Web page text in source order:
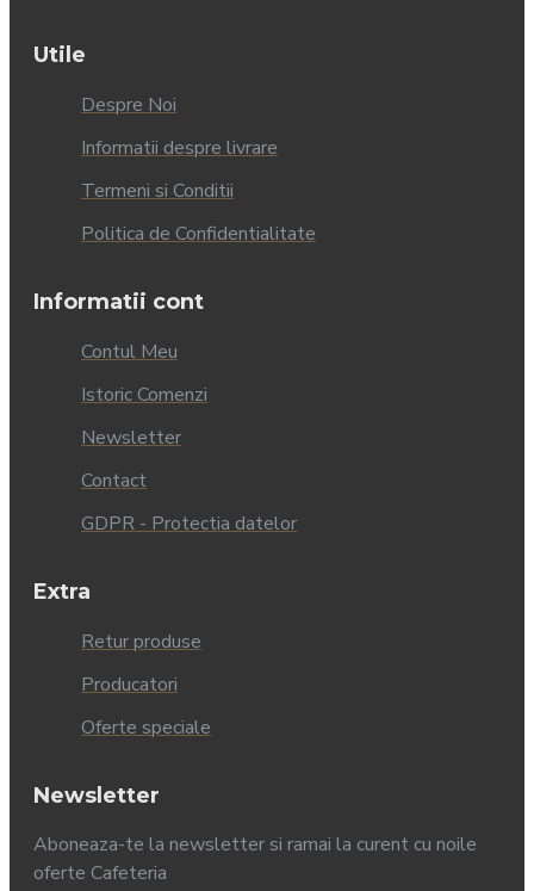
Utile
Despre Noi
Informatii despre livrare
Termeni si Conditii
Politica de Confidentialitate
Informatii cont
Contul Meu
Istoric Comenzi
Newsletter
Contact
GDPR - Protectia datelor
Extra
Retur produse
Producatori
Oferte speciale
Newsletter
Aboneaza-te la newsletter si ramai la curent cu noile
oferte Cafeteria